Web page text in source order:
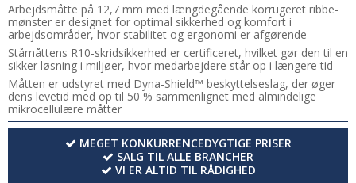
Arbejdsmåtte på 12,7 mm med længdegående korrugeret ribbe-
mønster er designet for optimal sikkerhed og komfort i
arbejdsområder, hvor stabilitet og ergonomi er afgørende
Ståmåttens R10-skridsikkerhed er certificeret, hvilket gør den til en
sikker løsning i miljøer, hvor medarbejdere står op i længere tid
Måtten er udstyret med Dyna-Shield™ beskyttelseslag, der øger
dens levetid med op til 50 % sammenlignet med almindelige
mikrocellulære måtter
MEGET KONKURRENCEDYGTIGE PRISER
SALG TIL ALLE BRANCHER
VI ER ALTID TIL RÅDIGHED